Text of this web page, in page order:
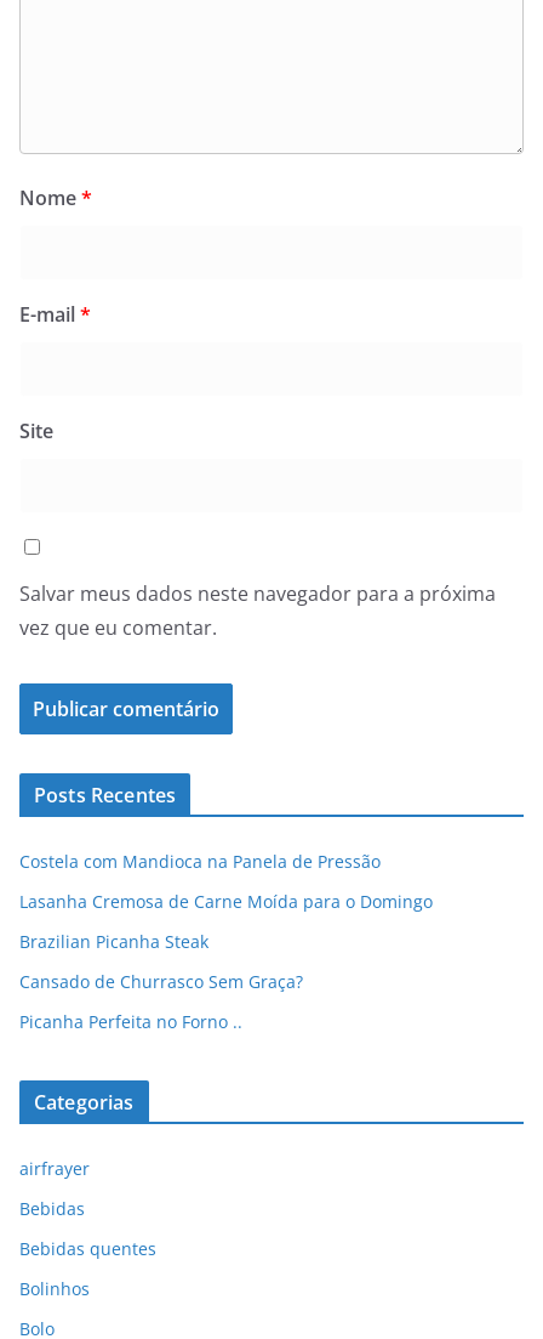
Nome*
E-mail*
Site
Salvar meus dados neste navegador para a próxima
vez que eu comentar.
Posts Recentes
Costela com Mandioca na Panela de Pressão
Lasanha Cremosa de Carne Moída para o Domingo
Brazilian Picanha Steak
Cansado de Churrasco Sem Graça?
Picanha Perfeita no Forno ..
Categorias
airfrayer
Bebidas
Bebidas quentes
Bolinhos
Bolo